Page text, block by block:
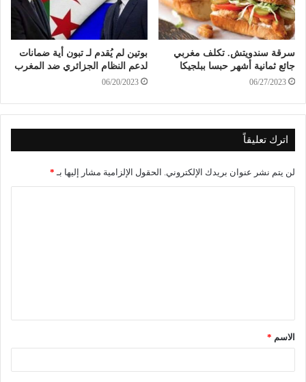
سرقة سندويتش. تكلف مغربي
جائع ثمانية أشهر حبسا ببلجيكا
06/27/2023
بوتين لم يُقدم لـ تبون أية ضمانات
لدعم النظام الجزائري ضد المغرب
06/20/2023
اترك تعليقاً
لن يتم نشر عنوان بريدك الإلكتروني. الحقول الإلزامية مشار إليها بـ *
الاسم *